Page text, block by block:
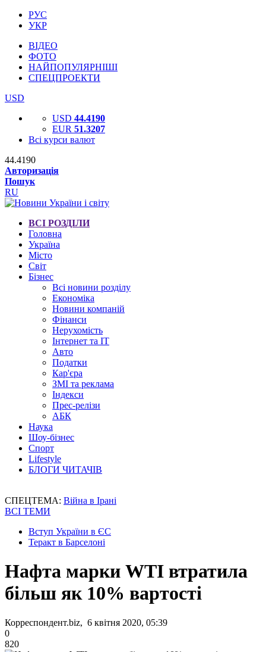
РУС
УКР
ВІДЕО
ФОТО
НАЙПОПУЛЯРНІШІ
СПЕЦПРОЕКТИ
USD
USD 44.4190
EUR 51.3207
Всі курси валют
44.4190
Авторизація
Пошук
RU
ВСІ РОЗДІЛИ
Головна
Україна
Місто
Світ
Бізнес
Всі новини розділу
Економіка
Новини компаній
Фінанси
Нерухомість
Інтернет та IT
Авто
Податки
Кар'єра
ЗМІ та реклама
Індекси
Прес-релізи
АБК
Наука
Шоу-бізнес
Спорт
Lifestyle
БЛОГИ ЧИТАЧІВ
СПЕЦТЕМА: Війна в Ірані
ВСІ ТЕМИ
Вступ України в ЄС
Теракт в Барселоні
Нафта марки WTI втратила
більш як 10% вартості
Корреспондент.biz, 6 квітня 2020, 05:39
0
820